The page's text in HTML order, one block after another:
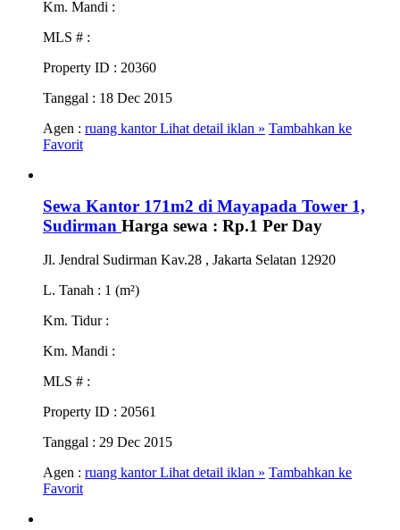
Km. Mandi :
MLS # :
Property ID : 20360
Tanggal : 18 Dec 2015
Agen : ruang kantorLihat detail iklan » Tambahkan ke
Favorit
Sewa Kantor 171m2 di Mayapada Tower 1,
Sudirman Harga sewa : Rp.1 Per Day
Jl. Jendral Sudirman Kav.28 , Jakarta Selatan 12920
L. Tanah : 1 (m²)
Km. Tidur :
Km. Mandi :
MLS # :
Property ID : 20561
Tanggal : 29 Dec 2015
Agen : ruang kantorLihat detail iklan » Tambahkan ke
Favorit